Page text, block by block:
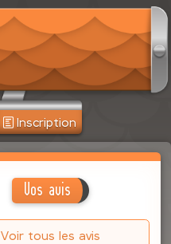
Inscription
Vos avis
Voir tous les avis